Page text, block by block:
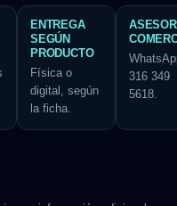
ENTREGA
SEGÚN
PRODUCTO
Física o
digital, según
la ficha.
316 349
5618.